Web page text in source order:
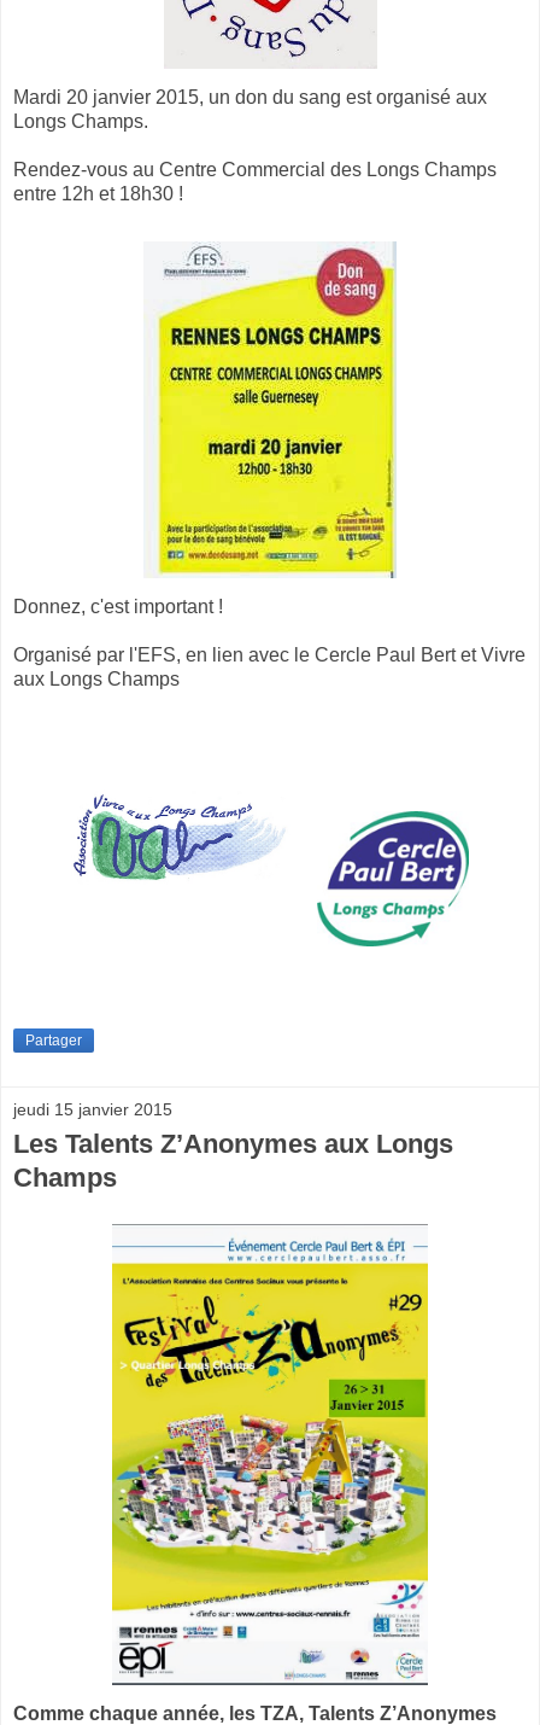
Mardi 20 janvier 2015, un don du sang est organisé aux
Longs Champs.
Rendez-vous au Centre Commercial des Longs Champs
entre 12h et 18h30 !
Donnez, c'est important !
Organisé par l'EFS, en lien avec le Cercle Paul Bert et Vivre
aux Longs Champs
Partager
jeudi 15 janvier 2015
Les Talents Z’Anonymes aux Longs
Champs
Comme chaque année, les TZA, Talents Z’Anonymes